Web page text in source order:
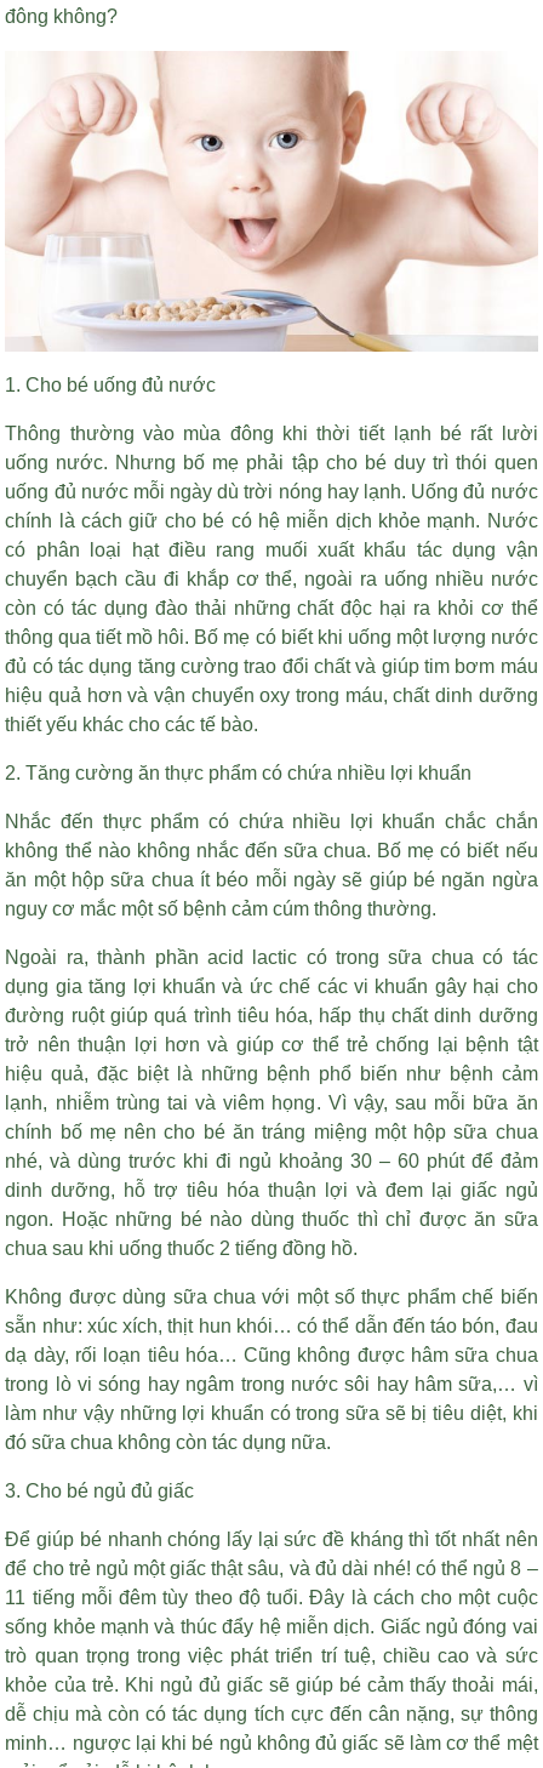
đông không?
1. Cho bé uống đủ nước
Thông thường vào mùa đông khi thời tiết lạnh bé rất lười
uống nước. Nhưng bố mẹ phải tập cho bé duy trì thói quen
uống đủ nước mỗi ngày dù trời nóng hay lạnh. Uống đủ nước
chính là cách giữ cho bé có hệ miễn dịch khỏe mạnh. Nước
có phân loại hạt điều rang muối xuất khẩu tác dụng vận
chuyển bạch cầu đi khắp cơ thể, ngoài ra uống nhiều nước
còn có tác dụng đào thải những chất độc hại ra khỏi cơ thể
thông qua tiết mồ hôi. Bố mẹ có biết khi uống một lượng nước
đủ có tác dụng tăng cường trao đổi chất và giúp tim bơm máu
hiệu quả hơn và vận chuyển oxy trong máu, chất dinh dưỡng
thiết yếu khác cho các tế bào.
2. Tăng cường ăn thực phẩm có chứa nhiều lợi khuẩn
Nhắc đến thực phẩm có chứa nhiều lợi khuẩn chắc chắn
không thể nào không nhắc đến sữa chua. Bố mẹ có biết nếu
ăn một hộp sữa chua ít béo mỗi ngày sẽ giúp bé ngăn ngừa
nguy cơ mắc một số bệnh cảm cúm thông thường.
Ngoài ra, thành phần acid lactic có trong sữa chua có tác
dụng gia tăng lợi khuẩn và ức chế các vi khuẩn gây hại cho
đường ruột giúp quá trình tiêu hóa, hấp thụ chất dinh dưỡng
trở nên thuận lợi hơn và giúp cơ thể trẻ chống lại bệnh tật
hiệu quả, đặc biệt là những bệnh phổ biến như bệnh cảm
lạnh, nhiễm trùng tai và viêm họng. Vì vậy, sau mỗi bữa ăn
chính bố mẹ nên cho bé ăn tráng miệng một hộp sữa chua
nhé, và dùng trước khi đi ngủ khoảng 30 – 60 phút để đảm
dinh dưỡng, hỗ trợ tiêu hóa thuận lợi và đem lại giấc ngủ
ngon. Hoặc những bé nào dùng thuốc thì chỉ được ăn sữa
chua sau khi uống thuốc 2 tiếng đồng hồ.
Không được dùng sữa chua với một số thực phẩm chế biến
sẵn như: xúc xích, thịt hun khói… có thể dẫn đến táo bón, đau
dạ dày, rối loạn tiêu hóa… Cũng không được hâm sữa chua
trong lò vi sóng hay ngâm trong nước sôi hay hâm sữa,… vì
làm như vậy những lợi khuẩn có trong sữa sẽ bị tiêu diệt, khi
đó sữa chua không còn tác dụng nữa.
3. Cho bé ngủ đủ giấc
Để giúp bé nhanh chóng lấy lại sức đề kháng thì tốt nhất nên
để cho trẻ ngủ một giấc thật sâu, và đủ dài nhé! có thể ngủ 8 –
11 tiếng mỗi đêm tùy theo độ tuổi. Đây là cách cho một cuộc
sống khỏe mạnh và thúc đẩy hệ miễn dịch. Giấc ngủ đóng vai
trò quan trọng trong việc phát triển trí tuệ, chiều cao và sức
khỏe của trẻ. Khi ngủ đủ giấc sẽ giúp bé cảm thấy thoải mái,
dễ chịu mà còn có tác dụng tích cực đến cân nặng, sự thông
minh… ngược lại khi bé ngủ không đủ giấc sẽ làm cơ thể mệt